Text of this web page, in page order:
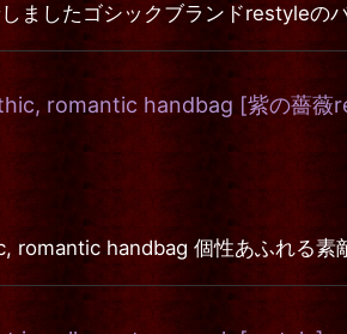
ましたゴシックブランドrestyle
romantic handbag [紫の薔薇
romantic handbag 個性あふれる